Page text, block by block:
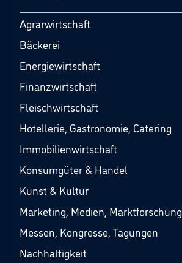
Agrarwirtschaft
Bäckerei
Energiewirtschaft
Finanzwirtschaft
Fleischwirtschaft
Hotellerie, Gastronomie, Catering
Immobilienwirtschaft
Konsumgüter & Handel
Kunst & Kultur
Marketing, Medien, Marktforschung
Messen, Kongresse, Tagungen
Nachhaltigkeit